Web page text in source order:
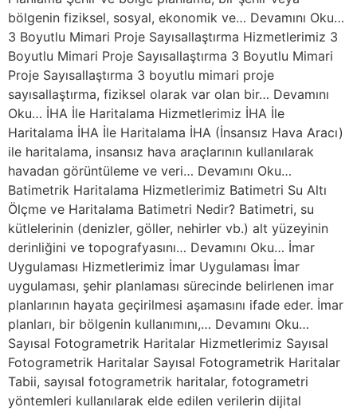
bölgenin fiziksel, sosyal, ekonomik ve… Devamını Oku…
3 Boyutlu Mimari Proje Sayısallaştırma Hizmetlerimiz 3
Boyutlu Mimari Proje Sayısallaştırma 3 Boyutlu Mimari
Proje Sayısallaştırma 3 boyutlu mimari proje
sayısallaştırma, fiziksel olarak var olan bir… Devamını
Oku… İHA İle Haritalama Hizmetlerimiz İHA İle
Haritalama İHA İle Haritalama İHA (İnsansız Hava Aracı)
ile haritalama, insansız hava araçlarının kullanılarak
havadan görüntüleme ve veri… Devamını Oku…
Batimetrik Haritalama Hizmetlerimiz Batimetri Su Altı
Ölçme ve Haritalama Batimetri Nedir? Batimetri, su
kütlelerinin (denizler, göller, nehirler vb.) alt yüzeyinin
derinliğini ve topografyasını… Devamını Oku… İmar
Uygulaması Hizmetlerimiz İmar Uygulaması İmar
uygulaması, şehir planlaması sürecinde belirlenen imar
planlarının hayata geçirilmesi aşamasını ifade eder. İmar
planları, bir bölgenin kullanımını,… Devamını Oku…
Sayısal Fotogrametrik Haritalar Hizmetlerimiz Sayısal
Fotogrametrik Haritalar Sayısal Fotogrametrik Haritalar
Tabii, sayısal fotogrametrik haritalar, fotogrametri
yöntemleri kullanılarak elde edilen verilerin dijital